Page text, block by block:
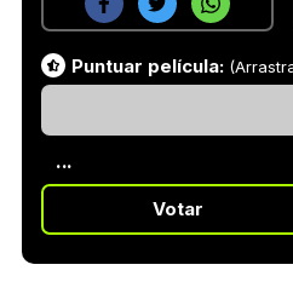
Puntuar película:
...
Votar